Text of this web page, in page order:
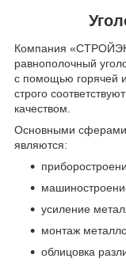
Компания
равнополочный
с помощью горячей
строго
качеством.
Основными сферами
являются:
усиление
монтаж
облицовка